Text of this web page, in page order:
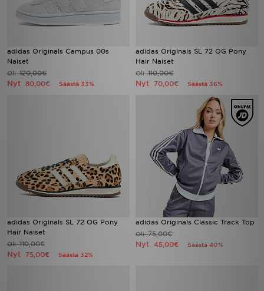
adidas Originals Campus 00s
Naiset
Oli120,00€
Nyt 80,00€ Säästä 33%
adidas Originals SL 72 OG Pony
Hair Naiset
Oli110,00€
Nyt 70,00€ Säästä 36%
adidas Originals SL 72 OG Pony
Hair Naiset
Oli110,00€
Nyt 75,00€ Säästä 32%
adidas Originals Classic Track Top
Oli75,00€
Nyt 45,00€ Säästä 40%